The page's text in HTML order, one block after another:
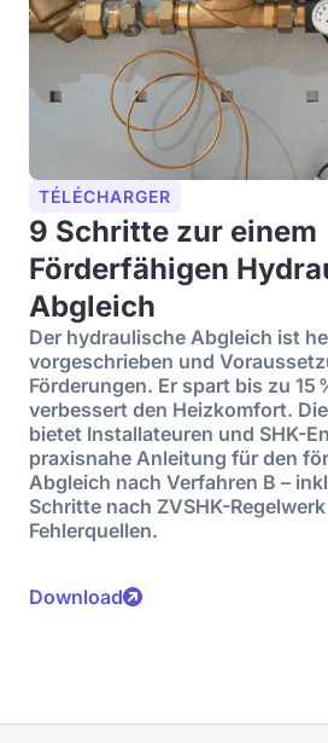
TÉLÉCHARGER
9 Schritte zur einem
Förderfähigen
Abgleich
Der hydraulische Abgleich ist
vorgeschrieben und
Förderungen. Er spart bis zu 15
verbessert den Heizkomfort.
bietet Installateuren und SHK-
praxisnahe Anleitung für den
Abgleich nach Verfahren B –
Schritte nach ZVSHK-
Fehlerquellen.
Download